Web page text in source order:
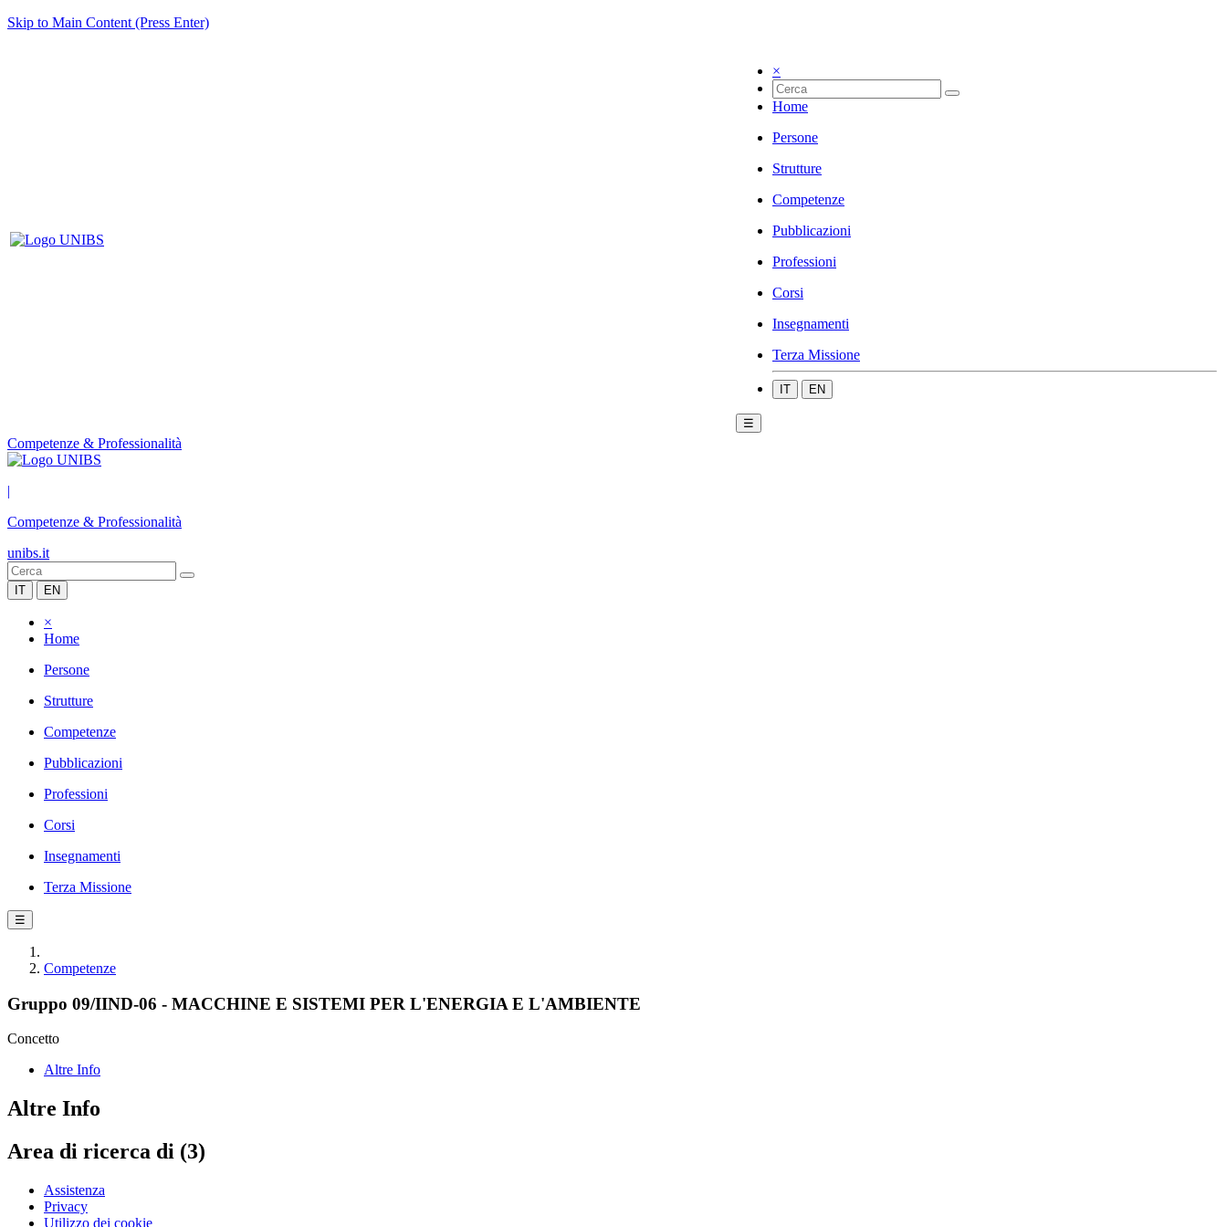
Skip to Main Content (Press Enter)
×
Home
Persone
Strutture
Competenze
Pubblicazioni
Professioni
Corsi
Insegnamenti
Terza Missione
IT EN
☰
Competenze & Professionalità
|
Competenze & Professionalità
unibs.it
IT EN
×
Home
Persone
Strutture
Competenze
Pubblicazioni
Professioni
Corsi
Insegnamenti
Terza Missione
☰
Competenze
Gruppo 09/IIND-06 - MACCHINE E SISTEMI PER L'ENERGIA E L'AMBIENTE
Concetto
Altre Info
Altre Info
Area di ricerca di (3)
Assistenza
Privacy
Utilizzo dei cookie